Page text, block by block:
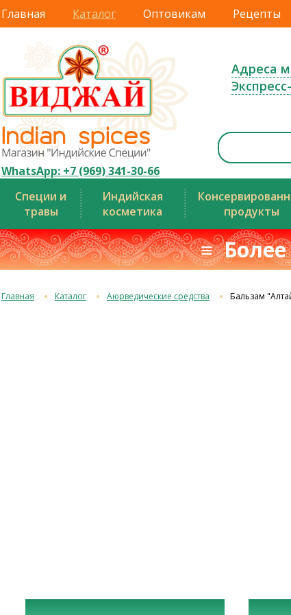
Главная Каталог Оптовикам Рецепты
WhatsApp: +7 (969) 341-30-66
Адреса
Специи и
травы
Индийская
косметика
продукты
≡
Главная Каталог Аюрведические средства Бальзам